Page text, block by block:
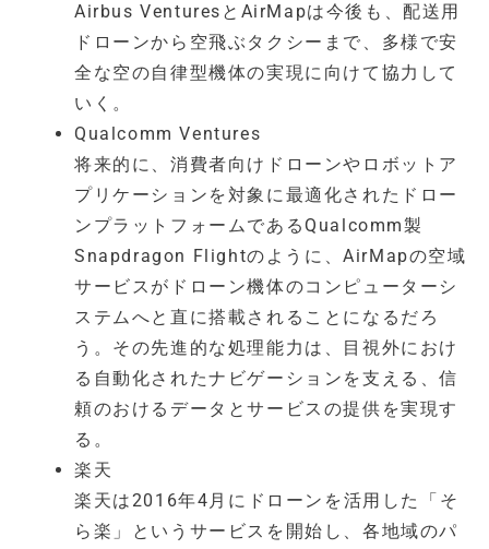
Airbus VenturesとAirMapは今後も、配送用
ドローンから空飛ぶタクシーまで、多様で安
全な空の自律型機体の実現に向けて協力して
いく。
Qualcomm Ventures
将来的に、消費者向けドローンやロボットア
プリケーションを対象に最適化されたドロー
ンプラットフォームであるQualcomm製
Snapdragon Flightのように、AirMapの空域
サービスがドローン機体のコンピューターシ
ステムへと直に搭載されることになるだろ
う。その先進的な処理能力は、目視外におけ
る自動化されたナビゲーションを支える、信
頼のおけるデータとサービスの提供を実現す
る。
楽天
楽天は2016年4月にドローンを活用した「そ
ら楽」というサービスを開始し、各地域のパ